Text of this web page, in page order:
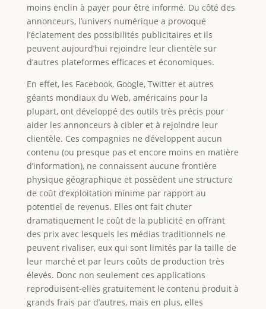
moins enclin à payer pour être informé. Du côté des
annonceurs, l’univers numérique a provoqué
l’éclatement des possibilités publicitaires et ils
peuvent aujourd’hui rejoindre leur clientèle sur
d’autres plateformes efficaces et économiques.
En effet, les Facebook, Google, Twitter et autres
géants mondiaux du Web, américains pour la
plupart, ont développé des outils très précis pour
aider les annonceurs à cibler et à rejoindre leur
clientèle. Ces compagnies ne développent aucun
contenu (ou presque pas et encore moins en matière
d’information), ne connaissent aucune frontière
physique géographique et possèdent une structure
de coût d’exploitation minime par rapport au
potentiel de revenus. Elles ont fait chuter
dramatiquement le coût de la publicité en offrant
des prix avec lesquels les médias traditionnels ne
peuvent rivaliser, eux qui sont limités par la taille de
leur marché et par leurs coûts de production très
élevés. Donc non seulement ces applications
reproduisent-elles gratuitement le contenu produit à
grands frais par d’autres, mais en plus, elles